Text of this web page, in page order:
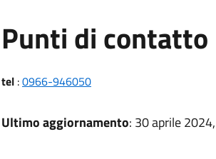
Punti di contatto
tel:0966-946050
Ultimo aggiornamento: 30 aprile